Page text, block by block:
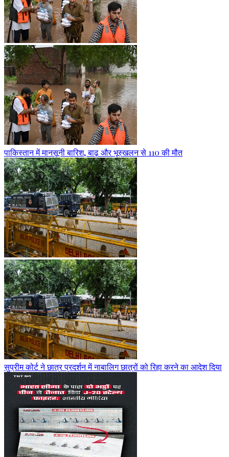
पाकिस्तान में मानसूनी बारिश, बाढ़ और भूस्खलन से 110 की मौत
सुप्रीम कोर्ट ने छात्र प्रदर्शन में नाबालिग छात्रों को रिहा करने का आदेश दिया